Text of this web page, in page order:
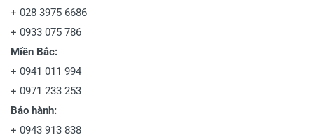
+ 028 3975 6686
+ 0933 075 786
Miền Bắc:
+ 0941 011 994
+ 0971 233 253
Bảo hành:
+ 0943 913 838